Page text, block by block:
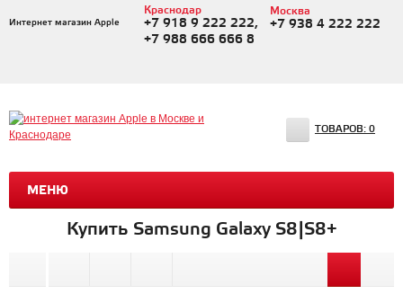
Интернет магазин Apple
Краснодар
+7 918 9 222 222,
+7 988 666 666 8
Москва
+7 938 4 222 222
МЕНЮ
ТОВАРОВ: 0
Купить Samsung Galaxy S8|S8+